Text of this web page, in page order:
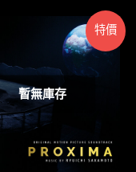
特價
暫無庫存